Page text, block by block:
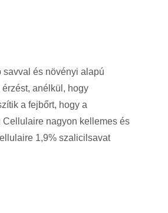
és növényi alapú
anélkül, hogy
a fejbőrt, hogy a
nagyon kellemes és
1,9% szalicilsavat